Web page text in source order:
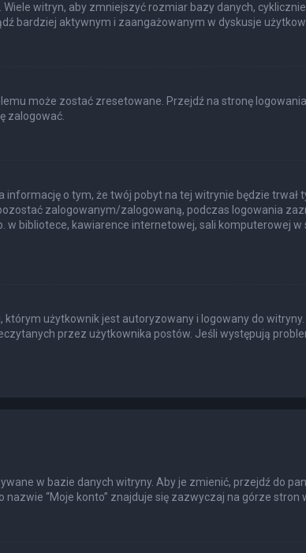
witryn, aby zmniejszyć rozmiar bazy danych,
bardziej aktywnym i zaangażowanym w dyskusje
może zostać zresetowane. Przejdź na stronę logowania
zalogować.
informację o tym, że twój pobyt na tej witrynie będzie trwał
zalogowanym/zalogowaną, podczas logowania
bibliotece, kawiarence internetowej, sali komputerowej w
użytkownik jest autoryzowany i logowany do
przez użytkownika postów. Jeśli występują
w bazie danych witryny. Aby je zmienić, przejdź do
“Moje konto” znajduje się zazwyczaj na górze stron